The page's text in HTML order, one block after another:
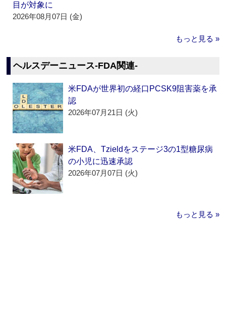
目が対象に
2026年08月07日 (金)
もっと見る »
ヘルスデーニュース‐FDA関連‐
米FDAが世界初の経口PCSK9阻害薬を承
認
2026年07月21日 (火)
米FDA、Tzieldをステージ3の1型糖尿病
の小児に迅速承認
2026年07月07日 (火)
もっと見る »